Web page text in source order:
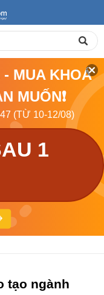
MUA KHOÁ
MUỐN❗
(TỪ 10-12/08)
1
tạo ngành